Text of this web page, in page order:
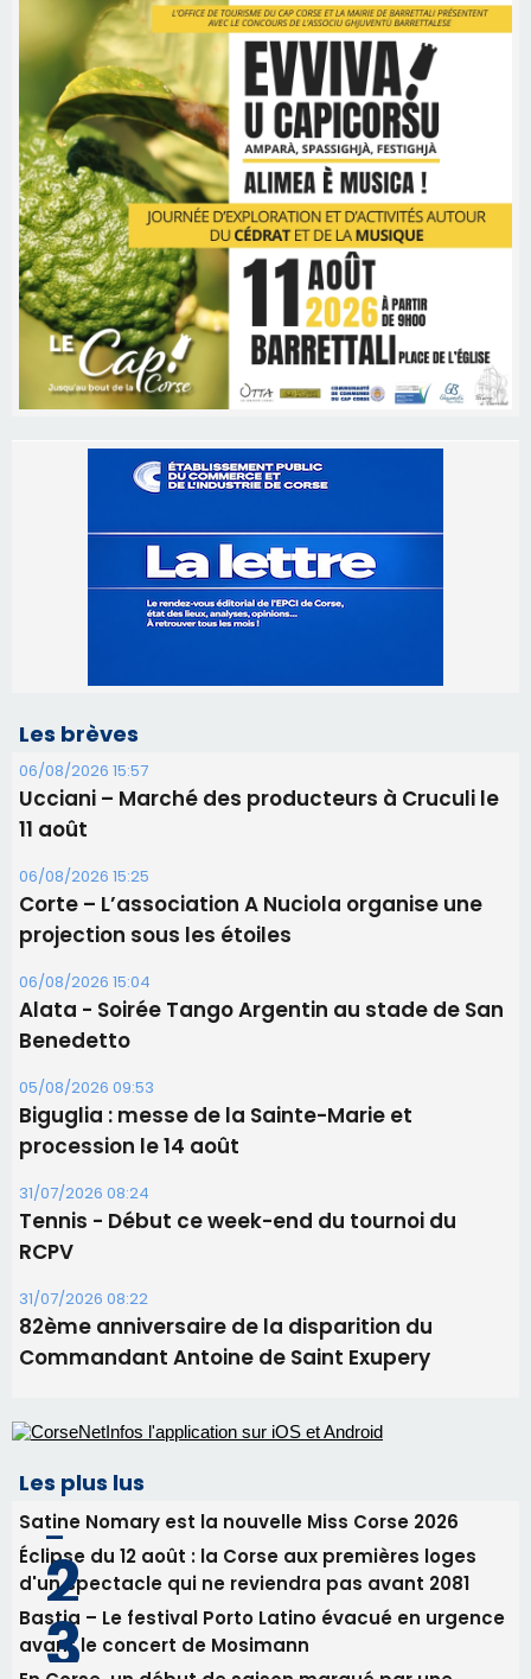
06/08/2026 15:57
Ucciani – Marché des producteurs à Cruculi le
Corte – L’association A Nuciola organise une
projection sous les étoiles
06/08/2026 15:04
Alata - Soirée Tango Argentin au stade de San
Benedetto
05/08/2026 09:53
Biguglia : messe de la Sainte-Marie et
procession le 14 août
31/07/2026 08:24
Tennis - Début ce week-end du tournoi du
RCPV
31/07/2026 08:22
82ème anniversaire de la disparition du
Commandant Antoine de Saint Exupery
Les plus lus
Satine Nomary est la nouvelle Miss Corse 2026
Éclipse du 12 août : la Corse aux premières loges
d'un spectacle qui ne reviendra pas avant 2081
avant le concert de Mosimann
consommation en recul dans les restaurants
La gendarmerie alerte les restaurateurs corses
face à une nouvelle escroquerie au faux vendeur de
vin
Newsletter